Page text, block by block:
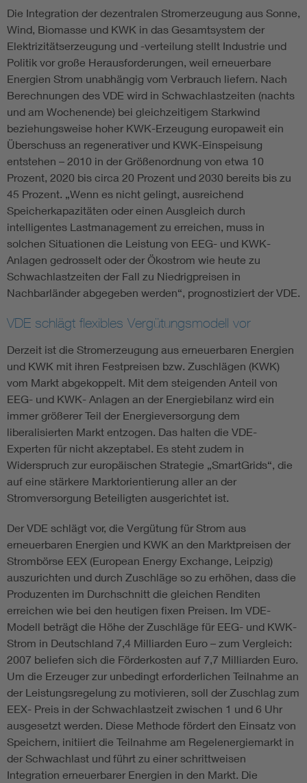
Die Integration der dezentralen Stromerzeugung aus Sonne,
Wind, Biomasse und KWK in das Gesamtsystem der
Elektrizitätserzeugung und -verteilung stellt Industrie und
Politik vor große Herausforderungen, weil erneuerbare
Energien Strom unabhängig vom Verbrauch liefern. Nach
Berechnungen des VDE wird in Schwachlastzeiten (nachts
und am Wochenende) bei gleichzeitigem Starkwind
beziehungsweise hoher KWK-Erzeugung europaweit ein
Überschuss an regenerativer und KWK-Einspeisung
entstehen – 2010 in der Größenordnung von etwa 10
Prozent, 2020 bis circa 20 Prozent und 2030 bereits bis zu
45 Prozent. „Wenn es nicht gelingt, ausreichend
Speicherkapazitäten oder einen Ausgleich durch
intelligentes Lastmanagement zu erreichen, muss in
solchen Situationen die Leistung von EEG- und KWK-
Anlagen gedrosselt oder der Ökostrom wie heute zu
Schwachlastzeiten der Fall zu Niedrigpreisen in
Nachbarländer abgegeben werden“, prognostiziert der VDE.
VDE schlägt flexibles Vergütungsmodell vor
Derzeit ist die Stromerzeugung aus erneuerbaren Energien
und KWK mit ihren Festpreisen bzw. Zuschlägen (KWK)
vom Markt abgekoppelt. Mit dem steigenden Anteil von
EEG- und KWK- Anlagen an der Energiebilanz wird ein
immer größerer Teil der Energieversorgung dem
liberalisierten Markt entzogen. Das halten die VDE-
Experten für nicht akzeptabel. Es steht zudem in
Widerspruch zur europäischen Strategie „SmartGrids“, die
auf eine stärkere Marktorientierung aller an der
Stromversorgung Beteiligten ausgerichtet ist.
Der VDE schlägt vor, die Vergütung für Strom aus
erneuerbaren Energien und KWK an den Marktpreisen der
Strombörse EEX (European Energy Exchange, Leipzig)
auszurichten und durch Zuschläge so zu erhöhen, dass die
Produzenten im Durchschnitt die gleichen Renditen
erreichen wie bei den heutigen fixen Preisen. Im VDE-
Modell beträgt die Höhe der Zuschläge für EEG- und KWK-
Strom in Deutschland 7,4 Milliarden Euro – zum Vergleich:
2007 beliefen sich die Förderkosten auf 7,7 Milliarden Euro.
Um die Erzeuger zur unbedingt erforderlichen Teilnahme an
der Leistungsregelung zu motivieren, soll der Zuschlag zum
EEX- Preis in der Schwachlastzeit zwischen 1 und 6 Uhr
ausgesetzt werden. Diese Methode fördert den Einsatz von
Speichern, initiiert die Teilnahme am Regelenergiemarkt in
der Schwachlast und führt zu einer schrittweisen
Integration erneuerbarer Energien in den Markt. Die